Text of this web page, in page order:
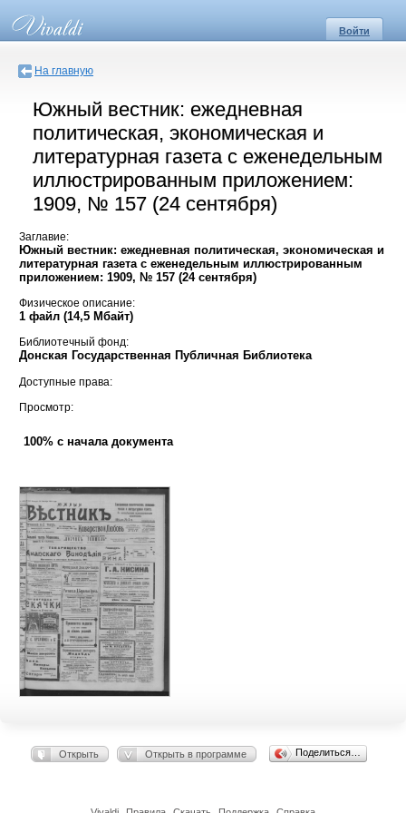
Войти
На главную
Южный вестник: ежедневная
политическая, экономическая и
литературная газета с еженедельным
иллюстрированным приложением:
1909, № 157 (24 сентября)
Заглавие:
Южный вестник: ежедневная политическая, экономическая и
литературная газета с еженедельным иллюстрированным
приложением: 1909, № 157 (24 сентября)
Физическое описание:
1 файл (14,5 Мбайт)
Библиотечный фонд:
Донская Государственная Публичная Библиотека
Доступные права:
Просмотр:
100% с начала документа
Открыть Открыть в программе Поделиться…